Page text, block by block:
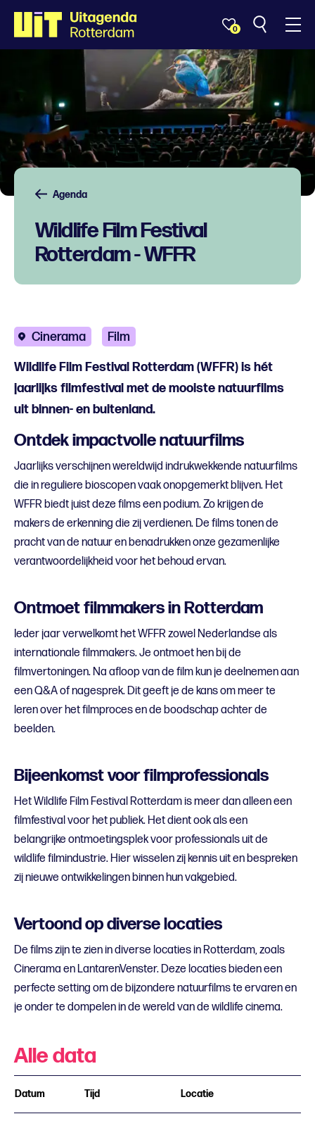
0
Agenda
Wildlife Film Festival
Rotterdam - WFFR
Cinerama Film
Wildlife Film Festival Rotterdam (WFFR) is hét
jaarlijks filmfestival met de mooiste natuurfilms
uit binnen- en buitenland.
Ontdek impactvolle natuurfilms
Jaarlijks verschijnen wereldwijd indrukwekkende natuurfilms
die in reguliere bioscopen vaak onopgemerkt blijven. Het
WFFR biedt juist deze films een podium. Zo krijgen de
makers de erkenning die zij verdienen. De films tonen de
pracht van de natuur en benadrukken onze gezamenlijke
verantwoordelijkheid voor het behoud ervan.
Ontmoet filmmakers in Rotterdam
Ieder jaar verwelkomt het WFFR zowel Nederlandse als
internationale filmmakers. Je ontmoet hen bij de
filmvertoningen. Na afloop van de film kun je deelnemen aan
een Q&A of nagesprek. Dit geeft je de kans om meer te
leren over het filmproces en de boodschap achter de
beelden.
Bijeenkomst voor filmprofessionals
Het Wildlife Film Festival Rotterdam is meer dan alleen een
filmfestival voor het publiek. Het dient ook als een
belangrijke ontmoetingsplek voor professionals uit de
wildlife filmindustrie. Hier wisselen zij kennis uit en bespreken
zij nieuwe ontwikkelingen binnen hun vakgebied.
Vertoond op diverse locaties
De films zijn te zien in diverse locaties in Rotterdam, zoals
Cinerama en LantarenVenster. Deze locaties bieden een
perfecte setting om de bijzondere natuurfilms te ervaren en
je onder te dompelen in de wereld van de wildlife cinema.
Alle data
Datum Tijd Locatie